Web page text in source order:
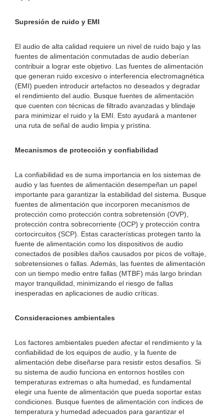
Supresión de ruido y EMI
El audio de alta calidad requiere un nivel de ruido bajo y las
fuentes de alimentación conmutadas de audio deberían
contribuir a lograr este objetivo. Las fuentes de alimentación
que generan ruido excesivo o interferencia electromagnética
(EMI) pueden introducir artefactos no deseados y degradar
el rendimiento del audio. Busque fuentes de alimentación
que cuenten con técnicas de filtrado avanzadas y blindaje
para minimizar el ruido y la EMI. Esto ayudará a mantener
una ruta de señal de audio limpia y prístina.
Mecanismos de protección y confiabilidad
La confiabilidad es de suma importancia en los sistemas de
audio y las fuentes de alimentación desempeñan un papel
importante para garantizar la estabilidad del sistema. Busque
fuentes de alimentación que incorporen mecanismos de
protección como protección contra sobretensión (OVP),
protección contra sobrecorriente (OCP) y protección contra
cortocircuitos (SCP). Estas características protegen tanto la
fuente de alimentación como los dispositivos de audio
conectados de posibles daños causados ​​por picos de voltaje,
sobretensiones o fallas. Además, las fuentes de alimentación
con un tiempo medio entre fallas (MTBF) más largo brindan
mayor tranquilidad, minimizando el riesgo de fallas
inesperadas en aplicaciones de audio críticas.
Consideraciones ambientales
Los factores ambientales pueden afectar el rendimiento y la
confiabilidad de los equipos de audio, y la fuente de
alimentación debe diseñarse para resistir estos desafíos. Si
su sistema de audio funciona en entornos hostiles con
temperaturas extremas o alta humedad, es fundamental
elegir una fuente de alimentación que pueda soportar estas
condiciones. Busque fuentes de alimentación con índices de
temperatura y humedad adecuados para garantizar el